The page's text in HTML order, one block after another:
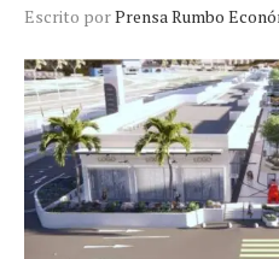
Escrito porPrensa Rumbo